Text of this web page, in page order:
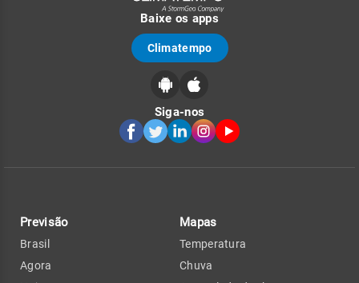
Baixe os apps
Climatempo
Siga-nos
Previsão
Brasil
Agora
Mapas
Temperatura
Chuva